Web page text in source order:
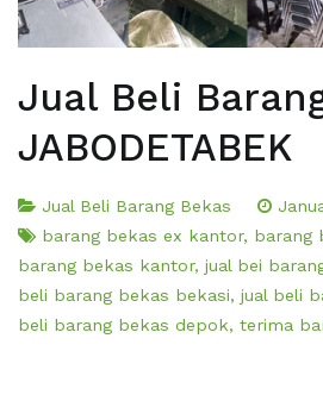
Jual Beli
JABODETABEK
Jual Beli Barang Bekas
barang bekas ex kantor, barang
barang bekas kantor, jual bei
beli barang bekas bekasi, jual beli
beli barang bekas depok, terima